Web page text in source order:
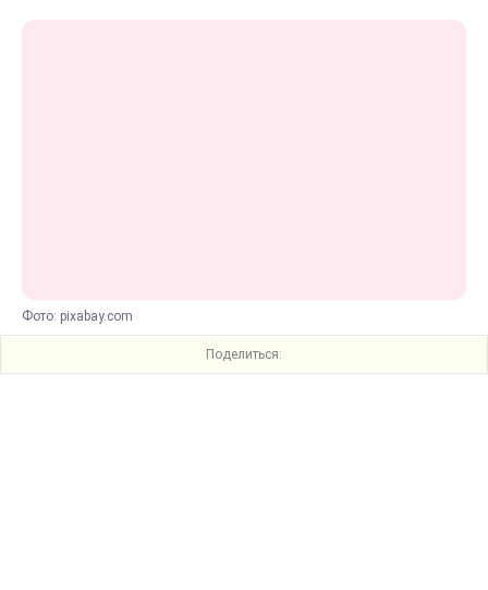
Фото: pixabay.com
Поделиться: